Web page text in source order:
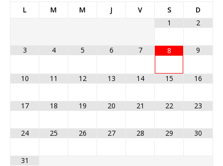
L M M J V S
D
1
2
3 4 5 6 7 8 9
10 11 12 13 14 15 16
17 18 19 20 21 22 23
24 25 26 27 28 29 30
31